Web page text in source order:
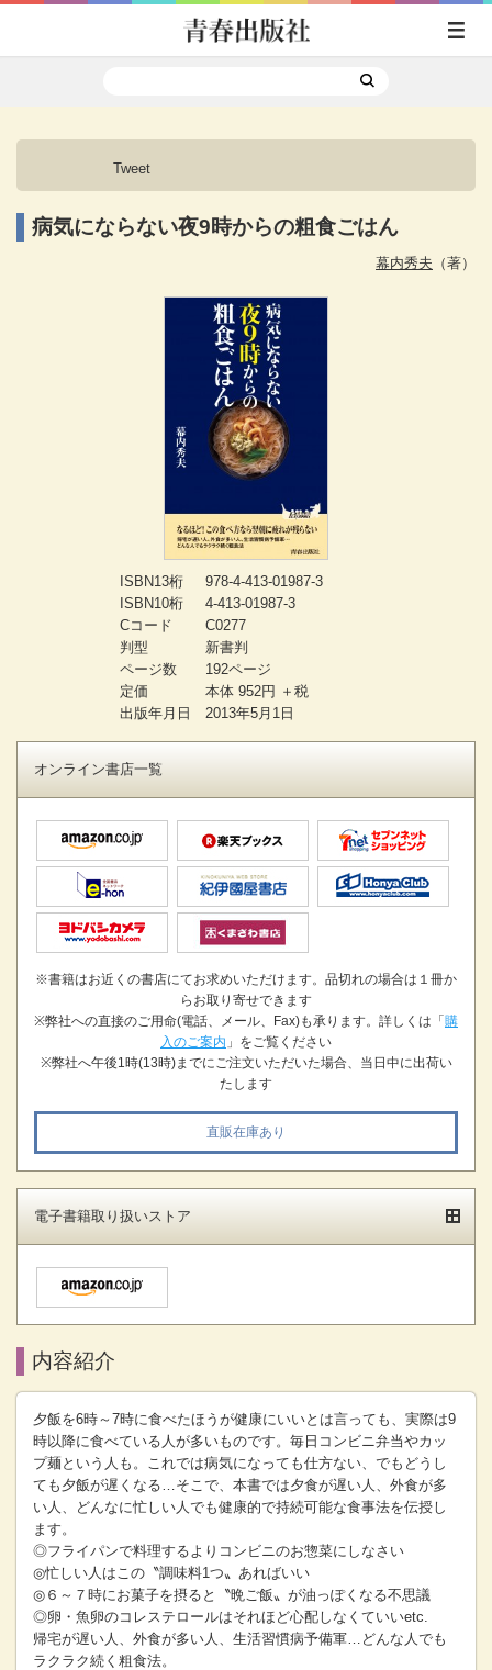
Tweet
病気にならない夜9時からの粗食ごはん
幕内秀夫 （著）
ISBN13桁
978-4-413-01987-3
ISBN10桁
4-413-01987-3
Cコード
C0277
判型
新書判
ページ数
192ページ
定価
本体 952円 ＋税
出版年月日
2013年5月1日
オンライン書店一覧
※書籍はお近くの書店にてお求めいただけます。品切れの場合は１冊か
らお取り寄せできます
※弊社への直接のご用命(電話、メール、Fax)も承ります。詳しくは「 購
入のご案内 」をご覧ください
※弊社へ午後1時(13時)までにご注文いただいた場合、当日中に出荷い
たします
直販在庫あり
電子書籍取り扱いストア
内容紹介
夕飯を6時～7時に食べたほうが健康にいいとは言っても、実際は9
時以降に食べている人が多いものです。毎日コンビニ弁当やカッ
プ麺という人も。これでは病気になっても仕方ない、でもどうし
ても夕飯が遅くなる…そこで、本書では夕食が遅い人、外食が多
い人、どんなに忙しい人でも健康的で持続可能な食事法を伝授し
ます。
◎フライパンで料理するよりコンビニのお惣菜にしなさい
◎忙しい人はこの〝調味料1つ〟あればいい
◎６～７時にお菓子を摂ると〝晩ご飯〟が油っぽくなる不思議
◎卵・魚卵のコレステロールはそれほど心配しなくていいetc.
帰宅が遅い人、外食が多い人、生活習慣病予備軍…どんな人でも
ラクラク続く粗食法。